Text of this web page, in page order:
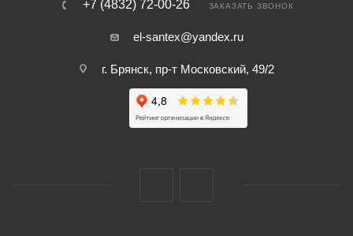
+7 (4832) 72-00-26 ЗАКАЗАТЬ ЗВОНОК
el-santex@yandex.ru
г. Брянск, пр-т Московский, 49/2